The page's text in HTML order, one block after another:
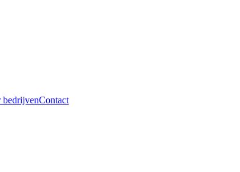
bedrijvenContact